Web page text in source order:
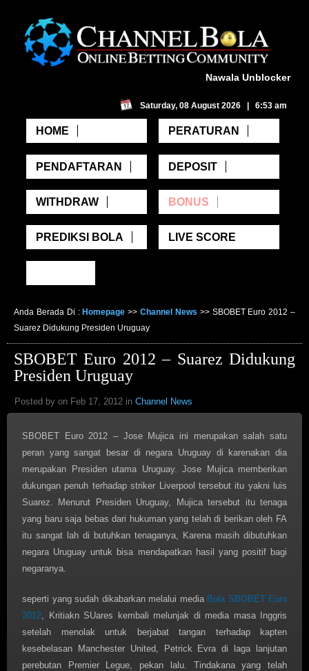
Nawala Unblocker
Saturday, 08 August 2026 | 6:53 am
HOME PERATURAN
PENDAFTARAN DEPOSIT
WITHDRAW BONUS
PREDIKSI BOLA LIVE SCORE
Anda Berada Di :Homepage >>Channel News >> SBOBET Euro 2012 –
Suarez Didukung Presiden Uruguay
SBOBET Euro 2012 – Suarez Didukung
Presiden Uruguay
Posted by on Feb 17, 2012 in Channel News
SBOBET Euro 2012 – Jose Mujica ini merupakan salah satu
peran yang sangat besar di negara Uruguay di karenakan dia
merupakan Presiden utama Uruguay. Jose Mujica memberikan
dukungan penuh terhadap striker Liverpool tersebut itu yakni luis
Suarez. Menurut Presiden Uruguay, Mujica tersebut itu tenaga
yang baru saja bebas dari hukuman yang telah di berikan oleh FA
itu sangat lah di butuhkan tenaganya, Karena masih dibutuhkan
negara Uruguay untuk bisa mendapatkan hasil yang positif bagi
negaranya.
seperti yang sudah dikabarkan melalui media Bola SBOBET Euro
2012 , Kritiakn SUares kembali melunjak di media masa Inggris
setelah menolak untuk berjabat tangan terhadap kapten
kesebelasan Manchester United, Petrick Evra di laga lanjutan
perebutan Premier Legue, pekan lalu. Tindakana yang telah